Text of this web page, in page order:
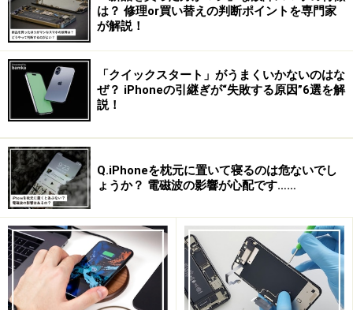
ゲーションバーが表示されていない場合は、画面を下か
らスワイプして「タスク」を表示します。
マルチウィンドウは、この「タスク」で起動しているア
プリを2個選択して、画面分割して同時に表示できる機
能となります。画面分割の位置は、ドラッグで変更する
ことが可能です。
マルチウィンドウでデータのやりとりができたり、動画
アプリで動画を表示しながら、SNSアプリでスレッドで
発言したりするような使い方が可能です。ただし、マル
チウィンドウに対応していないアプリもありますので、
注意が必要です。
は？ 修理or買い替えの判断ポイントを専門家
が解説！
「クイックスタート」がうまくいかないのはな
ぜ？ iPhoneの引継ぎが“失敗する原因”6選を解
説！
Q.iPhoneを枕元に置いて寝るのは危ないでし
ょうか？ 電磁波の影響が心配です……